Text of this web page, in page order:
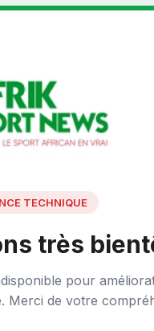
TECHNIQUE
très
pour
Merci de votre